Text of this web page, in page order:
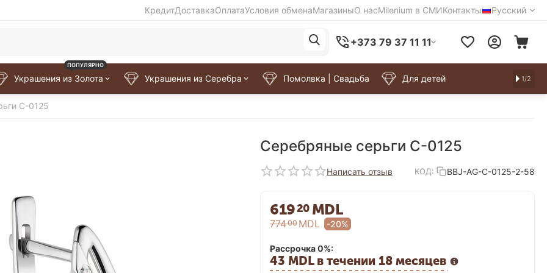
КредитДоставкаОплатаУсловия обменаМагазиныО насMilenium в СМИКонтакты Русский
+373 79 37 11 11
Украшения из Золота
ПОПУЛЯРНО
Украшения из Серебра Помолвка | Свадьба Для детей 1/2
C-0125
Серебряные серьги C-0125
Написать отзыв КОД: BBJ-AG-C-0125-2-58
61920 MDL
77400 MDL -20%
Рассрочка 0%:
43 MDL в течении 18 месяцев